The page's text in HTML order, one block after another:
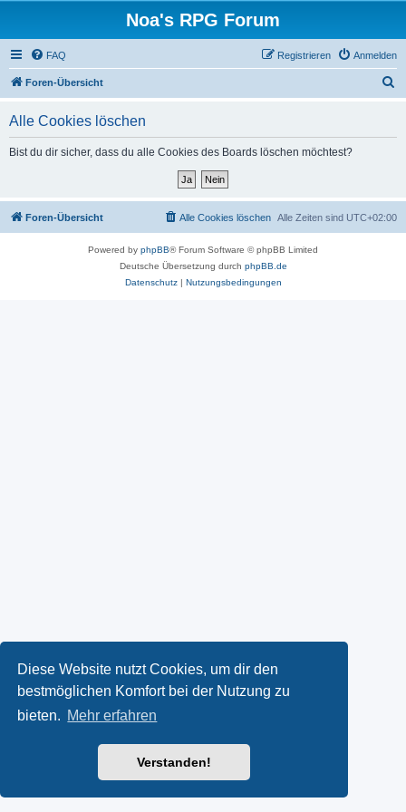
Diese Website nutzt Cookies, um dir den
bestmöglichen Komfort bei der Nutzung zu
bieten. Mehr erfahren
Verstanden!
Noa's RPG Forum
FAQ Anmelden
Registrieren
Foren-Übersicht
Alle Cookies löschen
Bist du dir sicher, dass du alle Cookies des Boards löschen möchtest?
Foren-Übersicht Alle Zeiten sind UTC+02:00
Alle Cookies löschen
Powered by phpBB® Forum Software © phpBB Limited
Deutsche Übersetzung durch phpBB.de
Datenschutz| Nutzungsbedingungen